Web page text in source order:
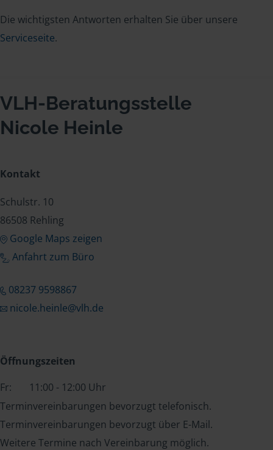
Die wichtigsten Antworten erhalten Sie über unsere
Serviceseite.
VLH-Beratungsstelle
Nicole Heinle
Kontakt
Schulstr. 10
86508 Rehling
Google Maps zeigen
Anfahrt zum Büro
08237 9598867
nicole.heinle@vlh.de
Öffnungszeiten
Fr:
11:00 - 12:00 Uhr
Terminvereinbarungen bevorzugt telefonisch.
Terminvereinbarungen bevorzugt über E-Mail.
Weitere Termine nach Vereinbarung möglich.